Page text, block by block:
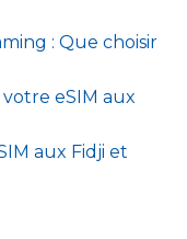
: Que choisir
eSIM aux
aux Fidji et